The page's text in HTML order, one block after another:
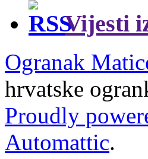
Vijesti
Ogranak
hrvatske
Proudly
Automattic.